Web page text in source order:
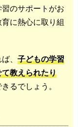
のサポートがお
に熱心に取り組
、 子どもの学習
教えられたり
るでしょう。